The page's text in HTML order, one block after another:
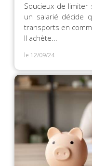
Soucieux de
un salarié décide
transports en
Il achète...
le 12/09/24